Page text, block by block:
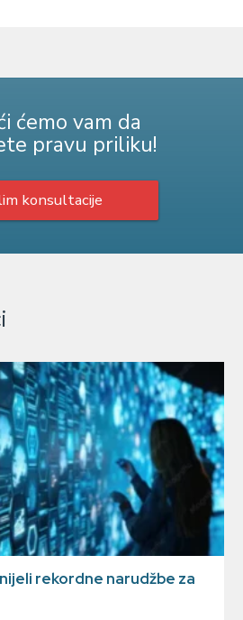
ćemo vam da
pravu priliku!
konsultacije
rekordne narudžbe za